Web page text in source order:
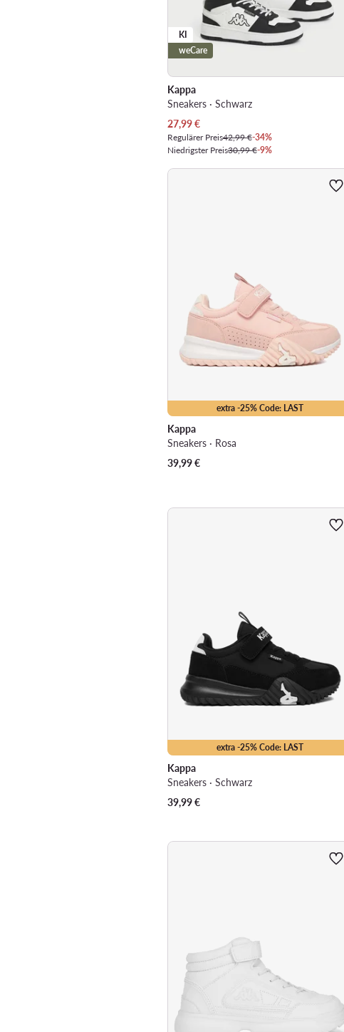
KI
weCare
Kappa
Sneakers · Schwarz
Aktueller Preis
27,99€
Regulärer Preis42,99 €-34%
Niedrigster Preis30,99 €-9%
extra -25% Code: LAST
Kappa
Sneakers · Rosa
39,99€
extra -25% Code: LAST
Kappa
Sneakers · Schwarz
39,99€